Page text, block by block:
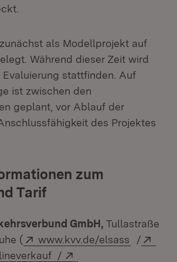
als Modellprojekt auf
Während dieser Zeit wird
stattfinden. Auf
ist zwischen den
geplant, vor Ablauf der
des Projektes
zum
Tarif
GmbH, Tullastraße
(
Extern:
www.kvv.de/elsass (Öffnet
/
/ (Öffnet in neuem